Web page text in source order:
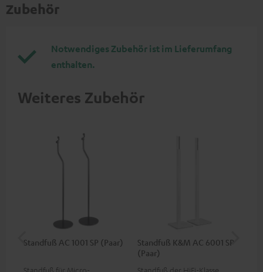
Zubehör
Notwendiges Zubehör ist im Lieferumfang
enthalten.
Weiteres Zubehör
Standfuß AC 1001 SP (Paar)
Standfuß K&M AC 6001 SP
(Paar)